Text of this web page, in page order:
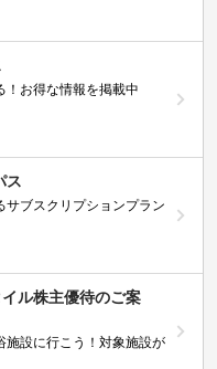
！お得な情報を掲載中
ス
サブスクリプションプラン
イル株主優待のご案
施設に行こう！対象施設が